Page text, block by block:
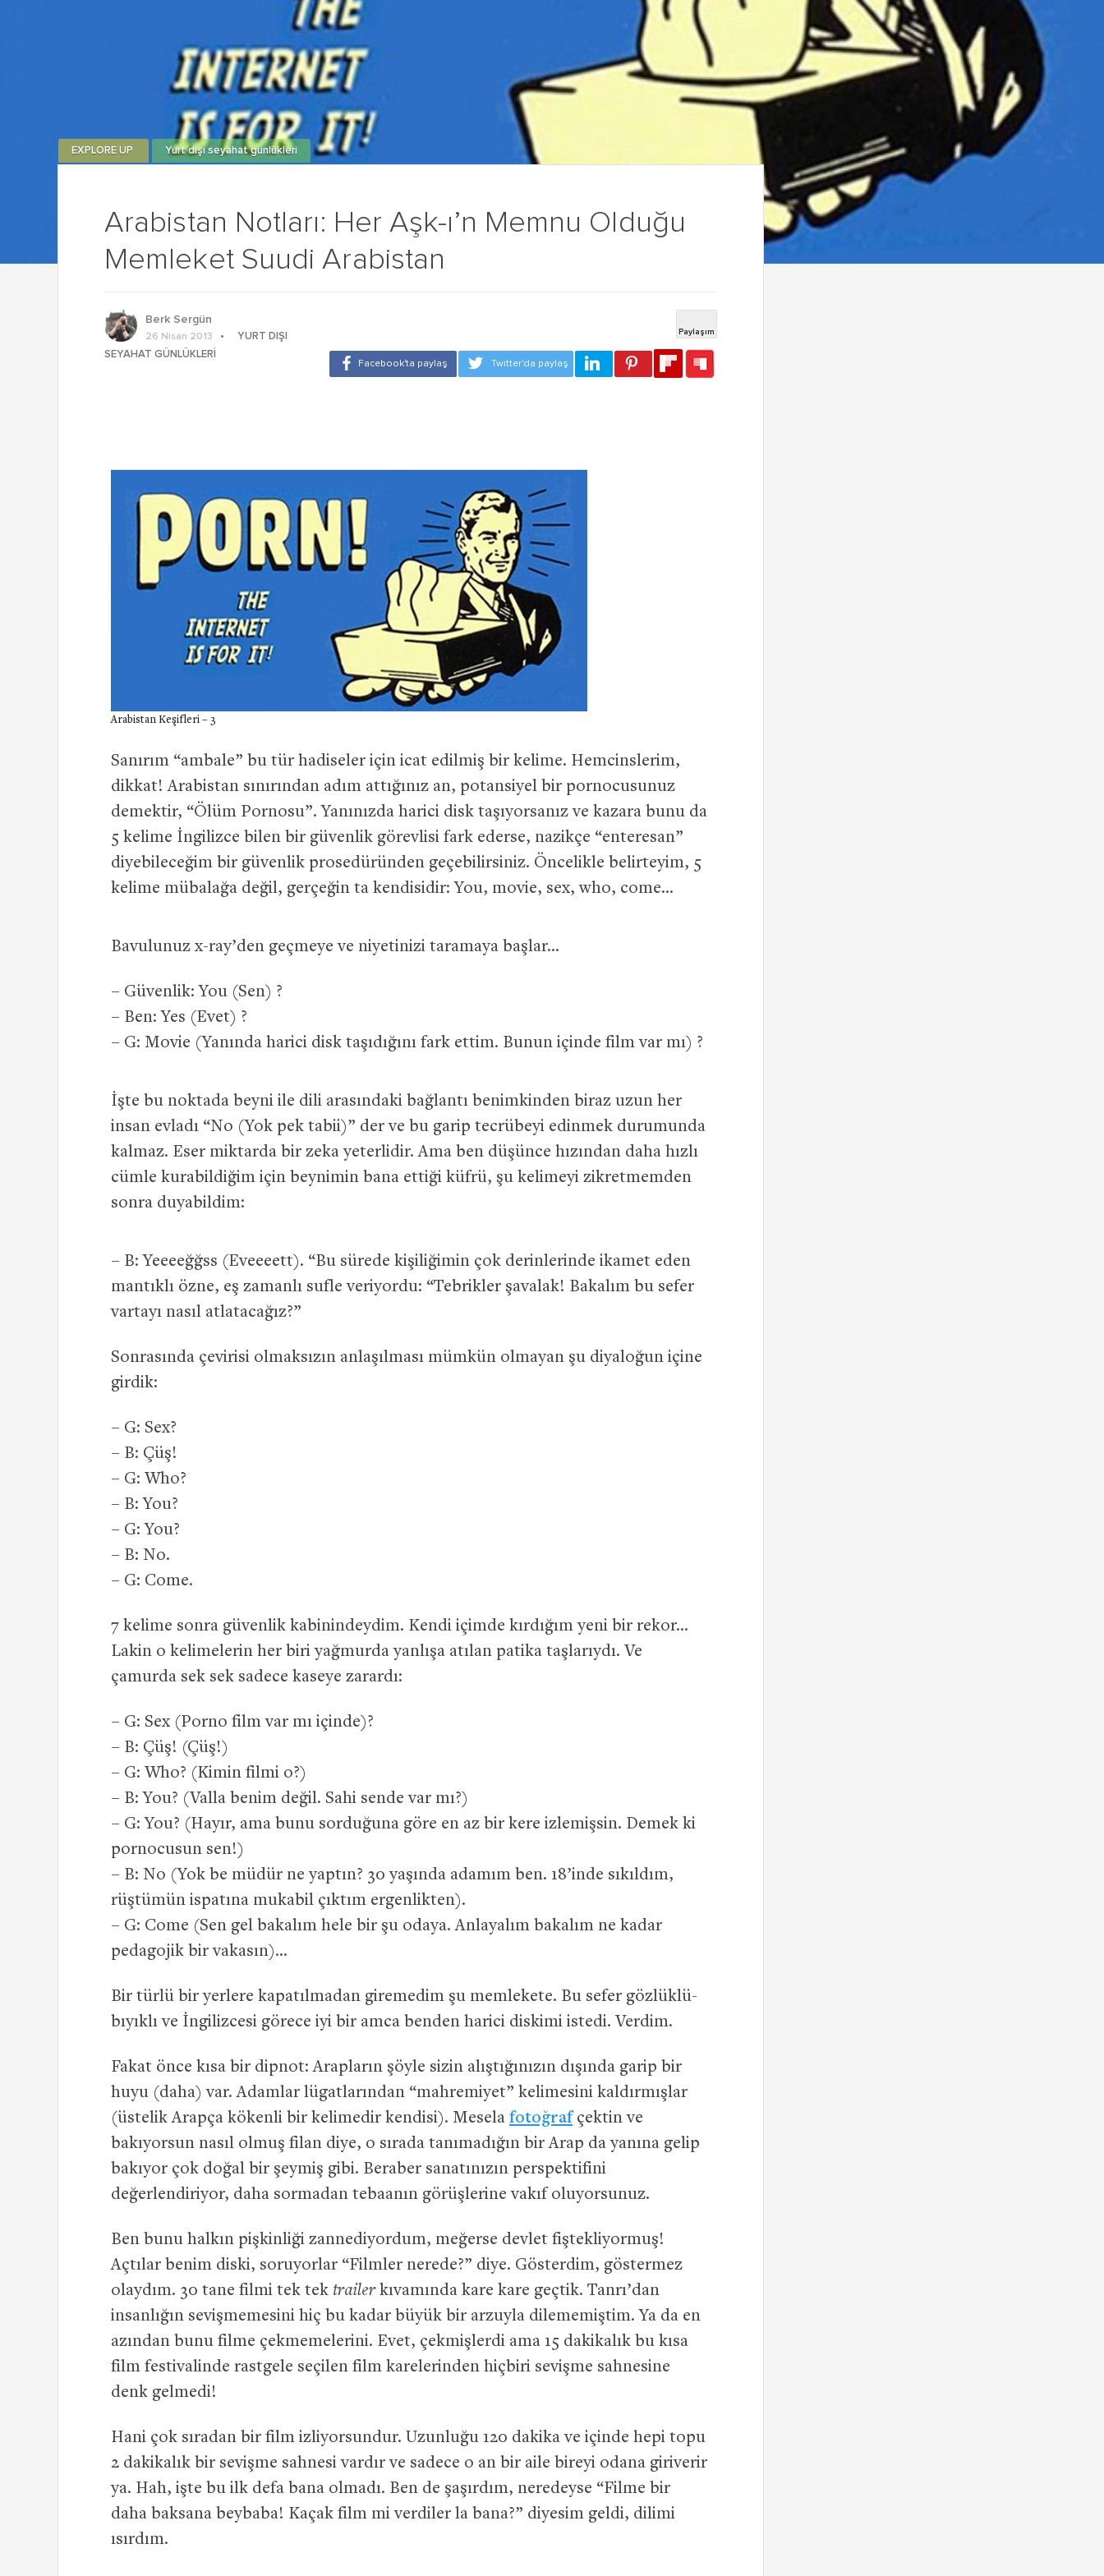
Arabistan Notları: Her Aşk-ı’n Memnu Olduğu
Memleket Suudi Arabistan
EXPLORE UP Yurt dışı seyahat günlükleri
Berk Sergün
26 Nisan 2013
YURT DIŞI
SEYAHAT GÜNLÜKLERI
Arabistan Keşifleri – 3
Sanırım “ambale” bu tür hadiseler için icat edilmiş bir kelime. Hemcinslerim,
dikkat! Arabistan sınırından adım attığınız an, potansiyel bir pornocusunuz
demektir, “Ölüm Pornosu”. Yanınızda harici disk taşıyorsanız ve kazara bunu da
5 kelime İngilizce bilen bir güvenlik görevlisi fark ederse, nazikçe “enteresan”
diyebileceğim bir güvenlik prosedüründen geçebilirsiniz. Öncelikle belirteyim, 5
kelime mübalağa değil, gerçeğin ta kendisidir: You, movie, sex, who, come…
Bavulunuz x-ray’den geçmeye ve niyetinizi taramaya başlar…
– Güvenlik: You (Sen) ?
– Ben: Yes (Evet) ?
– G: Movie (Yanında harici disk taşıdığını fark ettim. Bunun içinde film var mı) ?
İşte bu noktada beyni ile dili arasındaki bağlantı benimkinden biraz uzun her
insan evladı “No (Yok pek tabii)” der ve bu garip tecrübeyi edinmek durumunda
kalmaz. Eser miktarda bir zeka yeterlidir. Ama ben düşünce hızından daha hızlı
cümle kurabildiğim için beynimin bana ettiği küfrü, şu kelimeyi zikretmemden
sonra duyabildim:
– B: Yeeeeğğss (Eveeeett). “Bu sürede kişiliğimin çok derinlerinde ikamet eden
mantıklı özne, eş zamanlı sufle veriyordu: “Tebrikler şavalak! Bakalım bu sefer
vartayı nasıl atlatacağız?”
Sonrasında çevirisi olmaksızın anlaşılması mümkün olmayan şu diyaloğun içine
girdik:
– G: Sex?
– B: Çüş!
– G: Who?
– B: You?
– G: You?
– B: No.
– G: Come.
7 kelime sonra güvenlik kabinindeydim. Kendi içimde kırdığım yeni bir rekor…
Lakin o kelimelerin her biri yağmurda yanlışa atılan patika taşlarıydı. Ve
çamurda sek sek sadece kaseye zarardı:
– G: Sex (Porno film var mı içinde)?
– B: Çüş! (Çüş!)
– G: Who? (Kimin filmi o?)
– B: You? (Valla benim değil. Sahi sende var mı?)
– G: You? (Hayır, ama bunu sorduğuna göre en az bir kere izlemişsin. Demek ki
pornocusun sen!)
– B: No (Yok be müdür ne yaptın? 30 yaşında adamım ben. 18’inde sıkıldım,
rüştümün ispatına mukabil çıktım ergenlikten).
– G: Come (Sen gel bakalım hele bir şu odaya. Anlayalım bakalım ne kadar
pedagojik bir vakasın)…
Bir türlü bir yerlere kapatılmadan giremedim şu memlekete. Bu sefer gözlüklü-
bıyıklı ve İngilizcesi görece iyi bir amca benden harici diskimi istedi. Verdim.
Fakat önce kısa bir dipnot: Arapların şöyle sizin alıştığınızın dışında garip bir
huyu (daha) var. Adamlar lügatlarından “mahremiyet” kelimesini kaldırmışlar
(üstelik Arapça kökenli bir kelimedir kendisi). Mesela fotoğrafçektin ve
bakıyorsun nasıl olmuş filan diye, o sırada tanımadığın bir Arap da yanına gelip
bakıyor çok doğal bir şeymiş gibi. Beraber sanatınızın perspektifini
değerlendiriyor, daha sormadan tebaanın görüşlerine vakıf oluyorsunuz.
Ben bunu halkın pişkinliği zannediyordum, meğerse devlet fiştekliyormuş!
Açtılar benim diski, soruyorlar “Filmler nerede?” diye. Gösterdim, göstermez
olaydım. 30 tane filmi tek tek trailerkıvamında kare kare geçtik. Tanrı’dan
insanlığın sevişmemesini hiç bu kadar büyük bir arzuyla dilememiştim. Ya da en
azından bunu filme çekmemelerini. Evet, çekmişlerdi ama 15 dakikalık bu kısa
film festivalinde rastgele seçilen film karelerinden hiçbiri sevişme sahnesine
denk gelmedi!
Hani çok sıradan bir film izliyorsundur. Uzunluğu 120 dakika ve içinde hepi topu
2 dakikalık bir sevişme sahnesi vardır ve sadece o an bir aile bireyi odana giriverir
ya. Hah, işte bu ilk defa bana olmadı. Ben de şaşırdım, neredeyse “Filme bir
daha baksana beybaba! Kaçak film mi verdiler la bana?” diyesim geldi, dilimi
ısırdım.